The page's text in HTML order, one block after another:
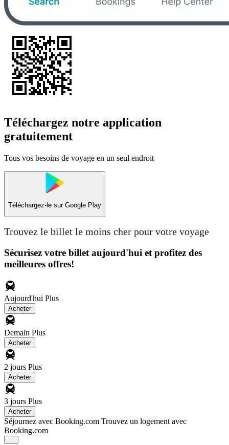
Téléchargez notre application
gratuitement
Tous vos besoins de voyage en un seul endroit
Téléchargez-le sur Google Play
Trouvez le billet le moins cher pour votre voyage
Sécurisez votre billet aujourd'hui et profitez des
meilleures offres!
Aujourd'hui Plus
Acheter
Demain Plus
Acheter
2 jours Plus
Acheter
3 jours Plus
Acheter
Séjournez avec Booking.com Trouvez un logement avec
Booking.com